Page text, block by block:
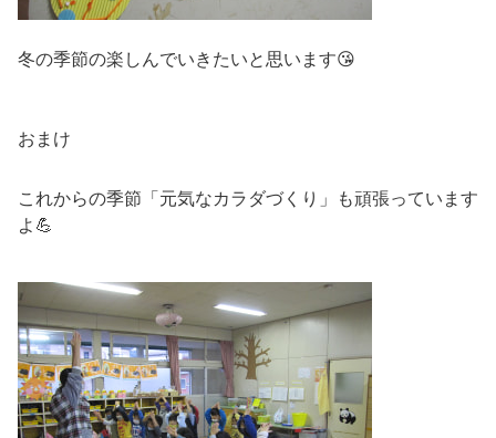
冬の季節の楽しんでいきたいと思います😘
おまけ
これからの季節「元気なカラダづくり」も頑張っています
よ💪